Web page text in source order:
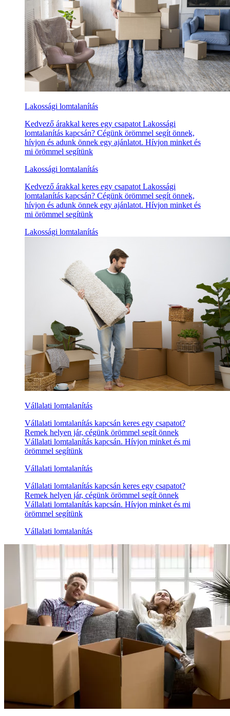
Lakossági lomtalanítás
Kedvező árakkal keres egy csapatot Lakossági
lomtalanítás kapcsán? Cégünk örömmel segít önnek,
hívjon és adunk önnek egy ajánlatot. Hívjon minket és
mi örömmel segítünk
Lakossági lomtalanítás
Kedvező árakkal keres egy csapatot Lakossági
lomtalanítás kapcsán? Cégünk örömmel segít önnek,
hívjon és adunk önnek egy ajánlatot. Hívjon minket és
mi örömmel segítünk
Lakossági lomtalanítás
Vállalati lomtalanítás
Vállalati lomtalanítás kapcsán keres egy csapatot?
Remek helyen jár, cégünk örömmel segít önnek
Vállalati lomtalanítás kapcsán. Hívjon minket és mi
örömmel segítünk
Vállalati lomtalanítás
Vállalati lomtalanítás kapcsán keres egy csapatot?
Remek helyen jár, cégünk örömmel segít önnek
Vállalati lomtalanítás kapcsán. Hívjon minket és mi
örömmel segítünk
Vállalati lomtalanítás